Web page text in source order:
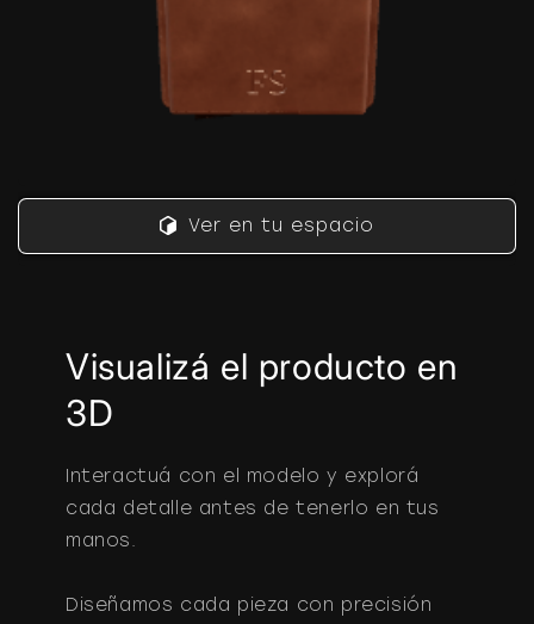
Ver en tu espacio
Visualizá el producto en
3D
Interactuá con el modelo y explorá
cada detalle antes de tenerlo en tus
manos.
Diseñamos cada pieza con precisión